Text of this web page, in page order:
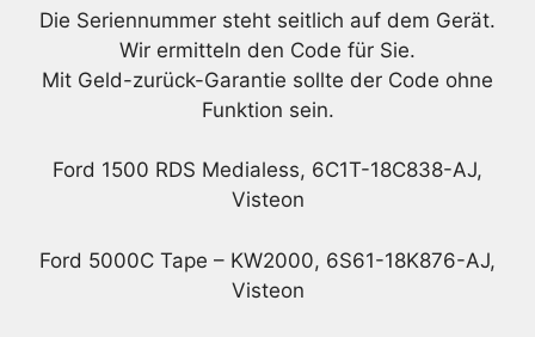
Die Seriennummer steht seitlich auf dem Gerät.
Wir ermitteln den Code für Sie.
Mit Geld-zurück-Garantie sollte der Code ohne
Funktion sein.
Ford 1500 RDS Medialess, 6C1T-18C838-AJ,
Visteon
Ford 5000C Tape – KW2000, 6S61-18K876-AJ,
Visteon